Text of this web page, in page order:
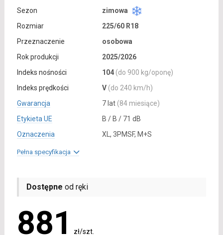
Sezon
zimowa
Rozmiar
225/60 R18
Przeznaczenie
osobowa
Rok produkcji
2025/2026
Indeks nośności
104 (do 900 kg/oponę)
Indeks prędkości
V (do 240 km/h)
Gwarancja
7 lat (84 miesiące)
Etykieta UE
B / B / 71 dB
Oznaczenia
XL, 3PMSF, M+S
Pełna specyfikacja
Dostępne od ręki
881 zł/szt.